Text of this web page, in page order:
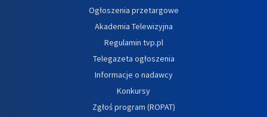
Ogłoszenia przetargowe
Akademia Telewizyjna
Regulamin tvp.pl
Telegazeta ogłoszenia
Informacje o nadawcy
Konkursy
Zgłoś program (ROPAT)